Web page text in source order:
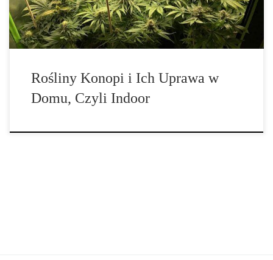
zastosowaniu […]
Rośliny Konopi i Ich Uprawa w
Domu, Czyli Indoor